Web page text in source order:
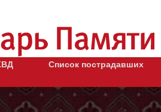
Список пострадавших